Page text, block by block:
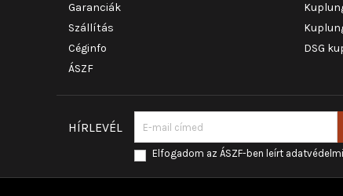
Garanciák
Szállítás
Céginfo
ÁSZF
DSG
HÍRLEVÉL
Elfogadom az ÁSZF-ben leírt